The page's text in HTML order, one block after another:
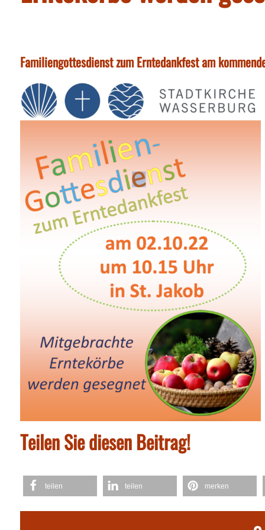
Familiengottesdienst zum Erntedankfest am
Teilen Sie diesen Beitrag!
teilen teilen merken